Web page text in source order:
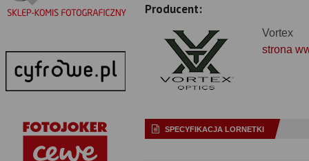
Producent:
Vortex
strona
SPECYFIKACJA LORNETKI